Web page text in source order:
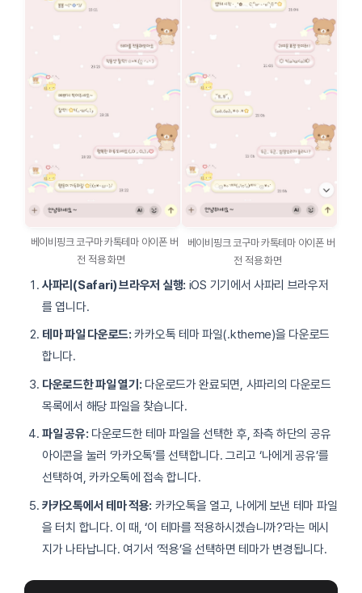
베이비핑크 코구마 카톡테마 아이폰 버
전 적용 화면
베이비핑크 코구마 카톡테마 아이폰 버
전 적용 화면
사파리(Safari) 브라우저 실행: iOS 기기에서 사파리 브라우저
를 엽니다.
테마 파일 다운로드: 카카오톡 테마 파일(.ktheme)을 다운로드
합니다.
다운로드한 파일 열기: 다운로드가 완료되면, 사파리의 다운로드
목록에서 해당 파일을 찾습니다.
파일 공유: 다운로드한 테마 파일을 선택한 후, 좌측 하단의 공유
아이콘을 눌러 ‘카카오톡’를 선택합니다. 그리고 ‘나에게 공유’를
선택하여, 카카오톡에 접속 합니다.
카카오톡에서 테마 적용: 카카오톡을 열고, 나에게 보낸 테마 파일
을 터치 합니다. 이 때, ‘이 테마를 적용하시겠습니까?’라는 메시
지가 나타납니다. 여기서 ‘적용’을 선택하면 테마가 변경됩니다.